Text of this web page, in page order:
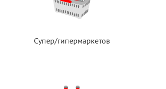
Супер/гипермаркетов